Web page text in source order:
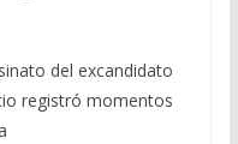
del excandidato
registró momentos